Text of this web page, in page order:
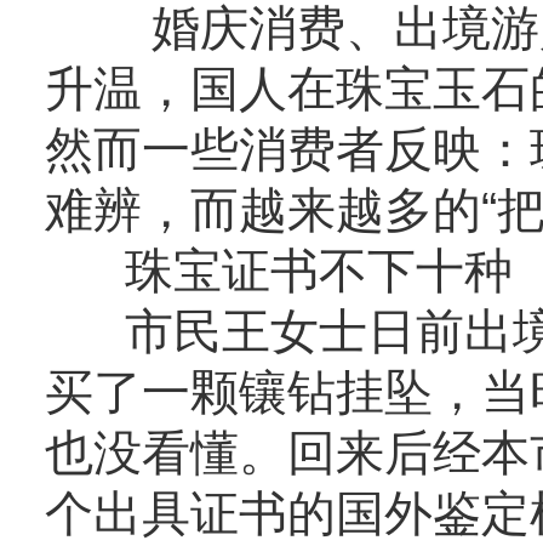
婚庆消费、出境游
升温，国人在珠宝玉
然而一些消费者反映：
难辨，而越来越多的“
珠宝证书不下十种
市民王女士日前出
买了一颗镶钻挂坠，
也没看懂。回来后经
个出具证书的国外鉴